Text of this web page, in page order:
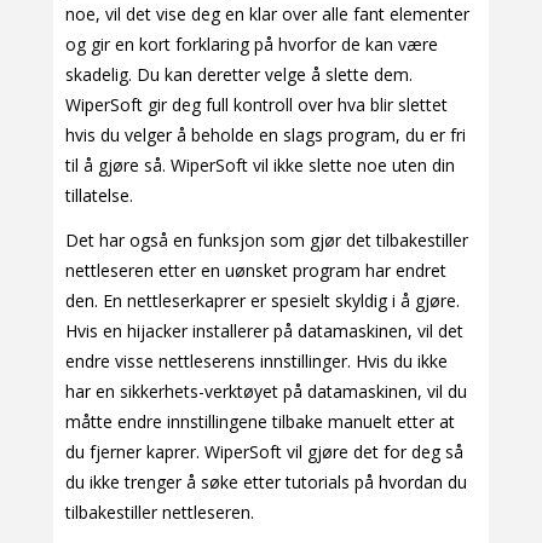
noe, vil det vise deg en klar over alle fant elementer
og gir en kort forklaring på hvorfor de kan være
skadelig. Du kan deretter velge å slette dem.
WiperSoft gir deg full kontroll over hva blir slettet
hvis du velger å beholde en slags program, du er fri
til å gjøre så. WiperSoft vil ikke slette noe uten din
tillatelse.
Det har også en funksjon som gjør det tilbakestiller
nettleseren etter en uønsket program har endret
den. En nettleserkaprer er spesielt skyldig i å gjøre.
Hvis en hijacker installerer på datamaskinen, vil det
endre visse nettleserens innstillinger. Hvis du ikke
har en sikkerhets-verktøyet på datamaskinen, vil du
måtte endre innstillingene tilbake manuelt etter at
du fjerner kaprer. WiperSoft vil gjøre det for deg så
du ikke trenger å søke etter tutorials på hvordan du
tilbakestiller nettleseren.